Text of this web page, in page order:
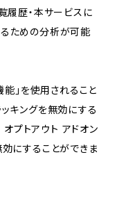
履歴・本サービスに
ための分析が可能
」を使用されること
キングを無効にする
プトアウト アドオン
にすることができま